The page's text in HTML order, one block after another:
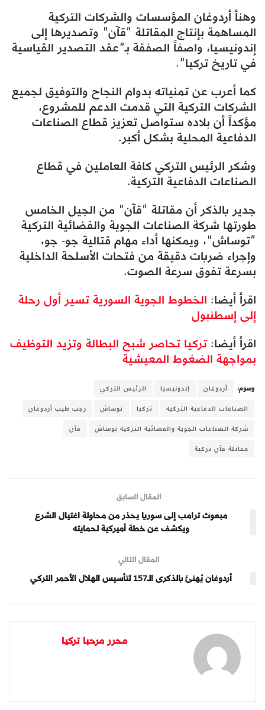
وهنأ أردوغان المؤسسات والشركات التركية
المساهمة بإنتاج المقاتلة “قآن” وتصديرها إلى
إندونيسيا، واصفاً الصفقة بـ”عقد التصدير القياسية
في تاريخ تركيا”.
كما أعرب عن تمنياته بدوام النجاح والتوفيق لجميع
الشركات التركية التي قدمت الدعم للمشروع،
مؤكداً أن بلاده ستواصل تعزيز قطاع الصناعات
الدفاعية المحلية بشكل أكبر.
وشكر الرئيس التركي كافة العاملين في قطاع
الصناعات الدفاعية التركية.
جدير بالذكر أن مقاتلة “قآن” من الجيل الخامس
طورتها شركة الصناعات الجوية والفضائية التركية
“توساش”، ويمكنها أداء مهام قتالية جو- جو،
وإجراء ضربات دقيقة من فتحات الأسلحة الداخلية
بسرعة تفوق سرعة الصوت.
اقرأ أيضا: الخطوط الجوية السورية تسير أول رحلة
إلى إسطنبول
اقرأ أيضا:تركيا تحاصر شبح البطالة وتزيد التوظيف
بمواجهة الضغوط المعيشية
وسوم: أردوغان إندونيسيا
الرئيس التركي
الصناعات الدفاعية التركية
تركيا توساش
رجب طيب أردوغان
شركة الصناعات الجوية والفضائية التركية توساش
قآن
مقاتلة قآن تركية
المقال السابق
مبعوث ترامب إلى سوريا يحذر من محاولة اغتيال الشرع
ويكشف عن خطة أميركية لحمايته
المقال التالي
أردوغان يُهنئ بالذكرى الـ157 لتأسيس الهلال الأحمر التركي
محرر مرحبا تركيا